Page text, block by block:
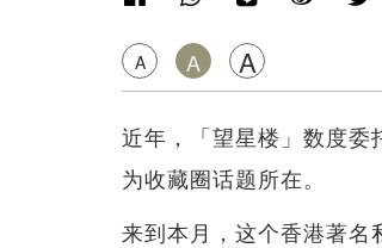
A A A
近年，「望星楼」数度
为收藏圈话题所在。
来到本月，这个香港著